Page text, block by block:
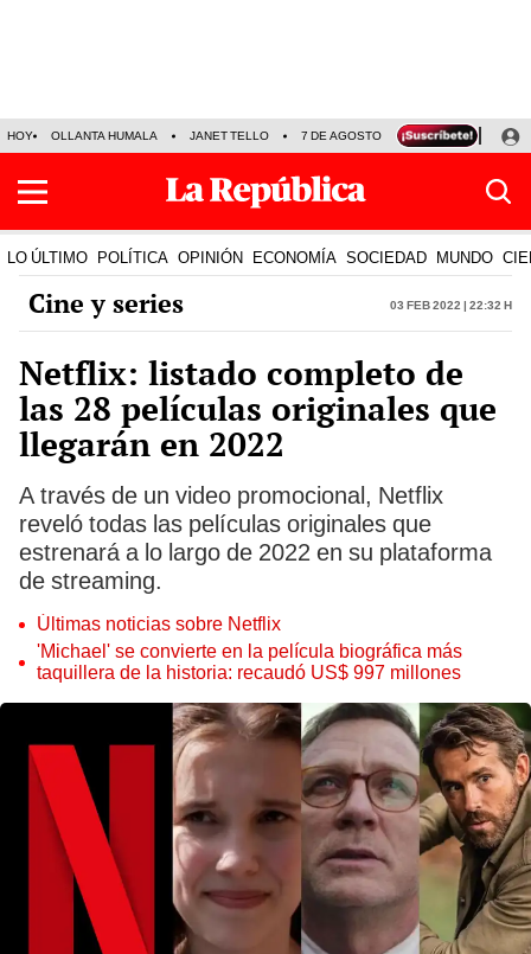
HOY OLLANTA HUMALA JANET TELLO 7 DE AGOSTO TINKA RESULTADOS
LO ÚLTIMO POLÍTICA OPINIÓN ECONOMÍA SOCIEDAD MUNDO
Cine y series 03 Feb 2022 | 22:32 h
Netflix: listado completo de
las 28 películas originales que
llegarán en 2022
A través de un video promocional, Netflix
reveló todas las películas originales que
estrenará a lo largo de 2022 en su plataforma
de streaming.
Últimas noticias sobre Netflix
'Michael' se convierte en la película biográfica más
taquillera de la historia: recaudó US$ 997 millones